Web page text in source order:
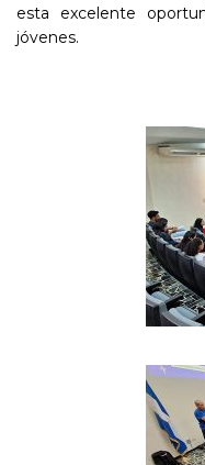
esta excelente
jóvenes.